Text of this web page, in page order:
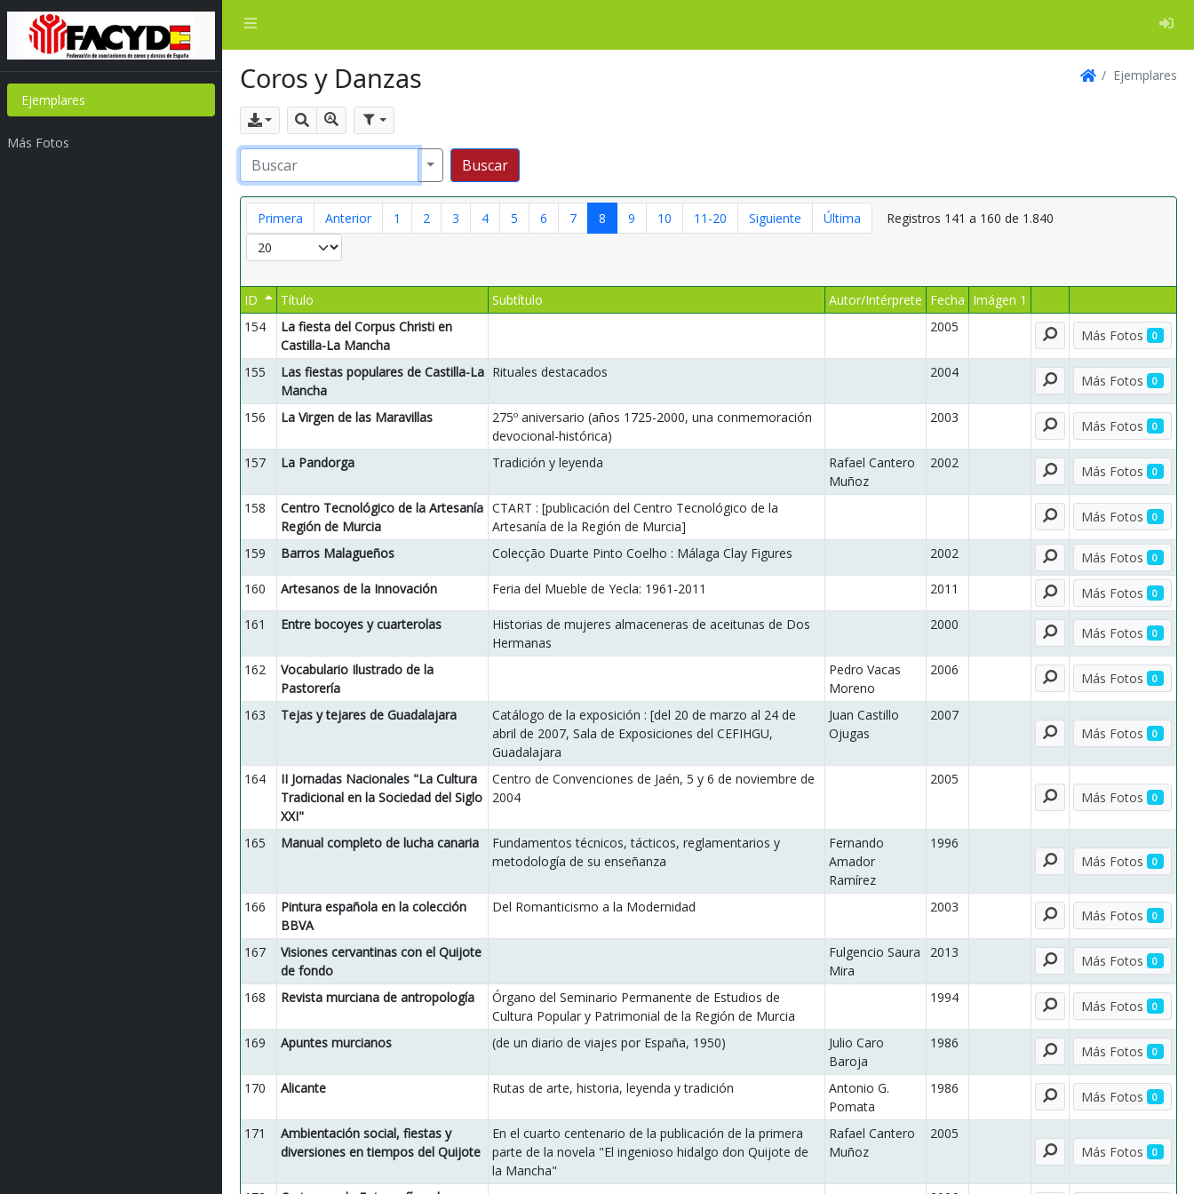
Ejemplares
Más Fotos
Coros y Danzas Ejemplares
Exportar BuscarBúsqueda avanzada
Filtros
Buscar
Primera Anterior 1 2 3 4 5 6 7 8 9 10 11-20 Siguiente Última Registros 141 a 160 de 1.840
ID Ascendente
Título Subtítulo Autor/Intérprete Fecha Imágen 1
154
La fiesta del Corpus Christi en
Castilla-La Mancha
2005 Ver Más Fotos 0
155
Las fiestas populares de Castilla-La
Mancha
Rituales destacados 2004 Ver Más Fotos 0
156 La Virgen de las Maravillas
275º aniversario (años 1725-2000, una conmemoración
devocional-histórica)
2003 Ver Más Fotos 0
157 La Pandorga Tradición y leyenda
Rafael Cantero
Muñoz
2002 Ver Más Fotos 0
158
Centro Tecnológico de la Artesanía
Región de Murcia
CTART : [publicación del Centro Tecnológico de la
Artesanía de la Región de Murcia]
Ver Más Fotos 0
159 Barros Malagueños Colecção Duarte Pinto Coelho : Málaga Clay Figures 2002 Ver Más Fotos 0
160 Artesanos de la Innovación Feria del Mueble de Yecla: 1961-2011 2011 Ver Más Fotos 0
161 Entre bocoyes y cuarterolas
Historias de mujeres almaceneras de aceitunas de Dos
Hermanas
2000 Ver Más Fotos 0
162
Vocabulario Ilustrado de la
Pastorería
Pedro Vacas
Moreno
2006 Ver Más Fotos 0
163 Tejas y tejares de Guadalajara
Catálogo de la exposición : [del 20 de marzo al 24 de
abril de 2007, Sala de Exposiciones del CEFIHGU,
Guadalajara
Juan Castillo
Ojugas
2007
Ver Más Fotos 0
164
II Jornadas Nacionales "La Cultura
Tradicional en la Sociedad del Siglo
XXI"
Centro de Convenciones de Jaén, 5 y 6 de noviembre de
2004
2005
Ver Más Fotos 0
165 Manual completo de lucha canaria
Fundamentos técnicos, tácticos, reglamentarios y
metodología de su enseñanza
Fernando
Amador
Ramírez
1996
Ver Más Fotos 0
166
Pintura española en la colección
BBVA
Del Romanticismo a la Modernidad 2003 Ver Más Fotos 0
167
Visiones cervantinas con el Quijote
de fondo
Fulgencio Saura
Mira
2013 Ver Más Fotos 0
168 Revista murciana de antropología
Órgano del Seminario Permanente de Estudios de
Cultura Popular y Patrimonial de la Región de Murcia
1994 Ver Más Fotos 0
169 Apuntes murcianos (de un diario de viajes por España, 1950)
Julio Caro
Baroja
1986 Ver Más Fotos 0
170 Alicante Rutas de arte, historia, leyenda y tradición
Antonio G.
Pomata
1986 Ver Más Fotos 0
171
Ambientación social, fiestas y
diversiones en tiempos del Quijote
En el cuarto centenario de la publicación de la primera
parte de la novela "El ingenioso hidalgo don Quijote de
la Mancha"
Rafael Cantero
Muñoz
2005
Ver Más Fotos 0